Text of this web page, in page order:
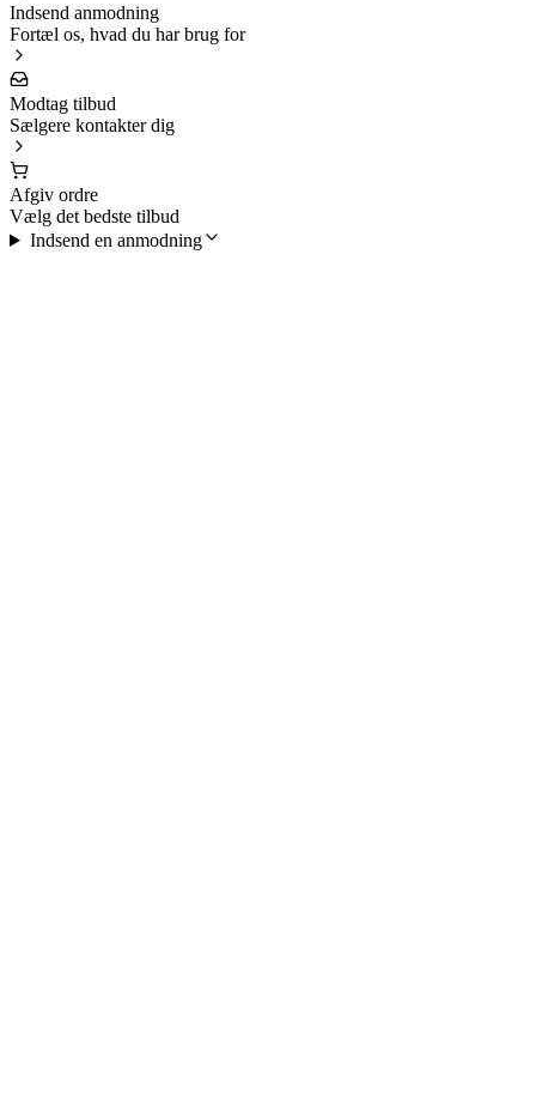
Indsend anmodning
Fortæl os, hvad du har brug for
Modtag tilbud
Sælgere kontakter dig
Afgiv ordre
Vælg det bedste tilbud
Indsend en anmodning